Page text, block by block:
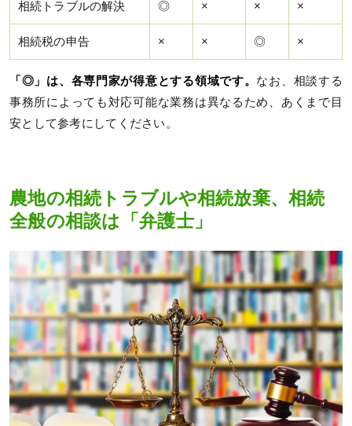
相続トラブルの解決 ◎ × × ×
相続税の申告 × × ◎ ×
「◎」は、各専門家が得意とする領域です。 なお、相談する
事務所によっても対応可能な業務は異なるため、あくまで目
安として参考にしてください。
農地の相続トラブルや相続放棄、相続
全般の相談は「弁護士」